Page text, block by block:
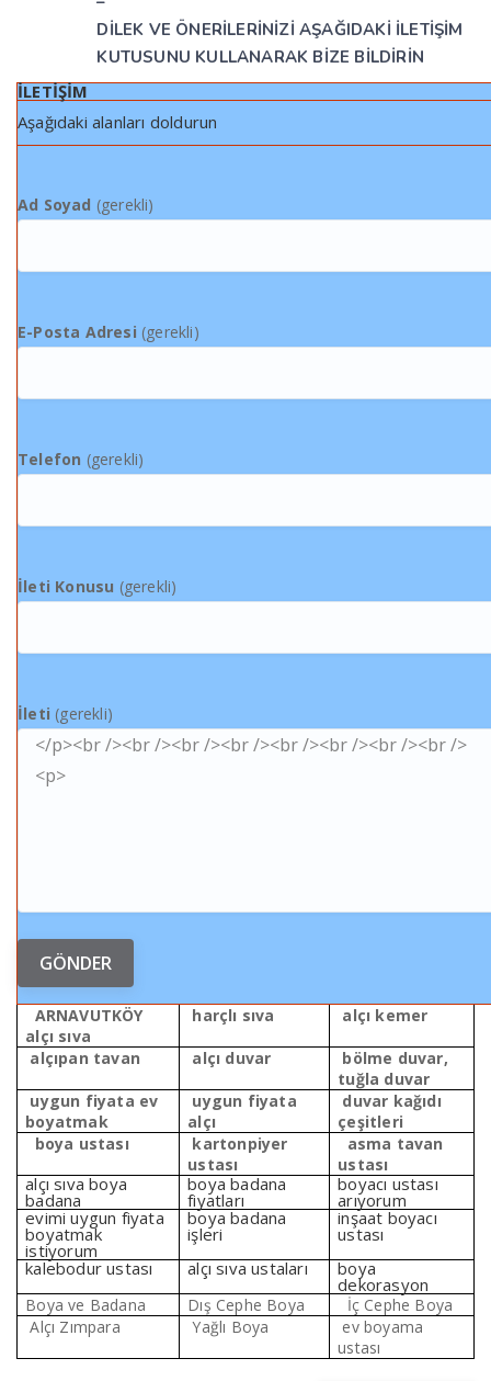
DİLEK VE ÖNERİLERİNİZİ AŞAĞIDAKİ İLETİŞİM
KUTUSUNU KULLANARAK BİZE BİLDİRİN
İLETİŞİM
Aşağıdaki alanları doldurun
Ad Soyad (gerekli)
E-Posta Adresi (gerekli)
Telefon (gerekli)
İleti Konusu (gerekli)
İleti (gerekli)
ARNAVUTKÖY
alçı sıva
harçlı sıva alçı kemer
alçıpan tavan alçı duvar
bölme duvar,
tuğla duvar
uygun fiyata ev
boyatmak
uygun fiyata
alçı
duvar kağıdı
çeşitleri
boya ustası
kartonpiyer
ustası
asma tavan
ustası
alçı sıva boya
badana
boya badana
fiyatları
boyacı ustası
arıyorum
evimi uygun fiyata
boyatmak
istiyorum
boya badana
işleri
inşaat boyacı
ustası
kalebodur ustası
alçı sıva ustaları boya
dekorasyon
Boya ve Badana Dış Cephe Boya
İç Cephe Boya
Alçı Zımpara
Yağlı Boya
ev boyama
ustası